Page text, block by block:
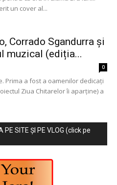
un cover al...
Corrado Sgandurra și
muzical (ediția...
0
Prima a fost a oamenilor dedicaţi
Ziua Chitarelor îi aparţine) a
PE SITE ȘI PE VLOG (click pe